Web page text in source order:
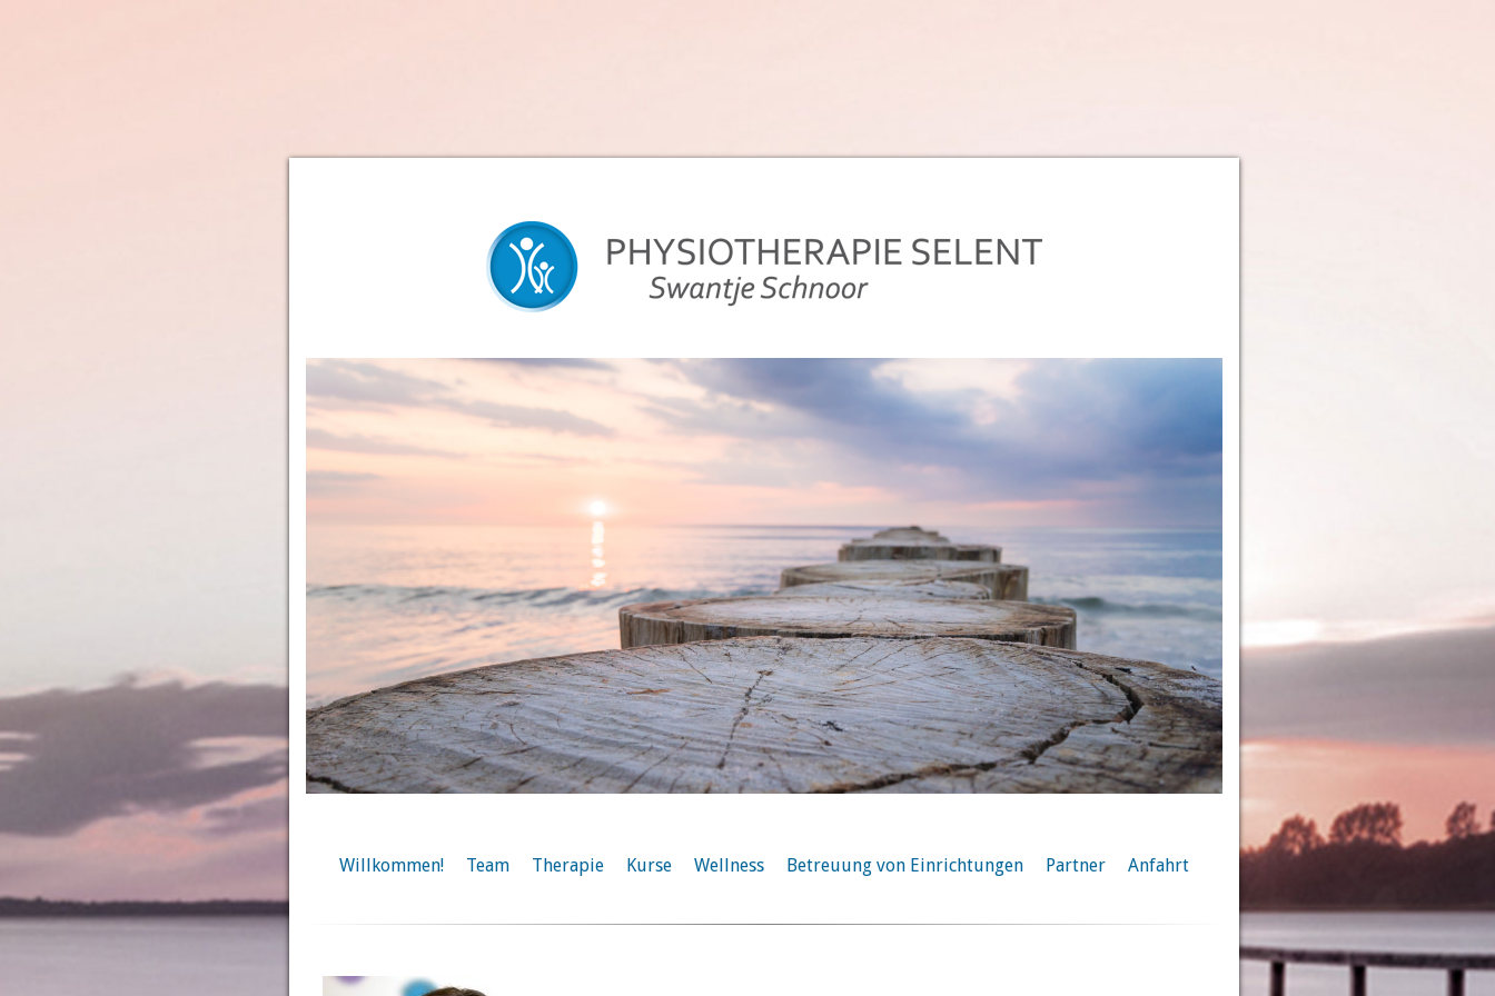
Willkommen! Team Therapie Kurse Wellness Betreuung von Einrichtungen Partner Anfahrt